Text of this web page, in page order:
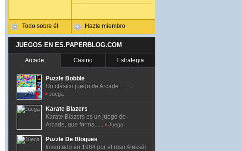
Todo sobre él Hazte miembro
JUEGOS EN ES.PAPERBLOG.COM
Arcade Casino Estrategia
Puzzle Bobble
Un clásico juego de Arcade. ......
Juega
Karate Blazers
Karate Blazers es un juego de
Arcade, que forma......
Juega
Puzzle De Bloques
Inventado en 1984 por el ruso Alekséi